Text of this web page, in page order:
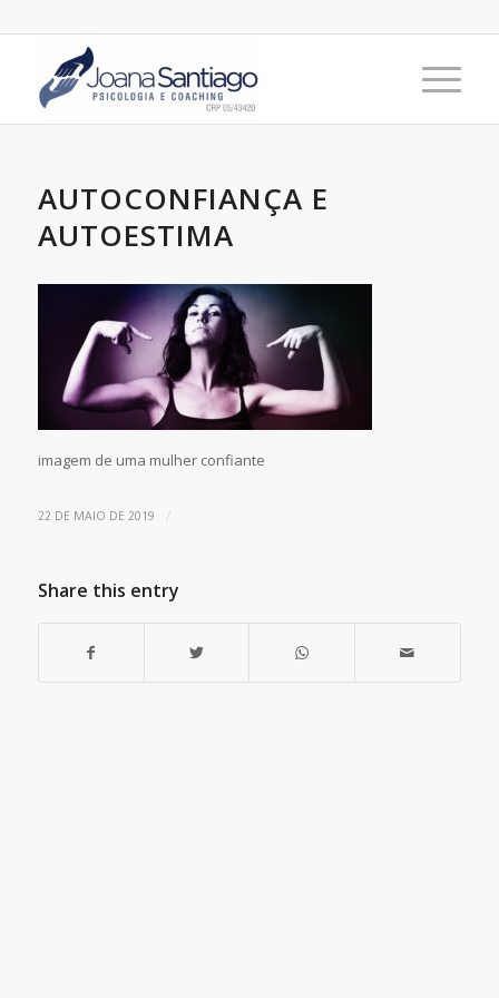
AUTOCONFIANÇA E
AUTOESTIMA
imagem de uma mulher confiante
22 DE MAIO DE 2019 /
Share this entry